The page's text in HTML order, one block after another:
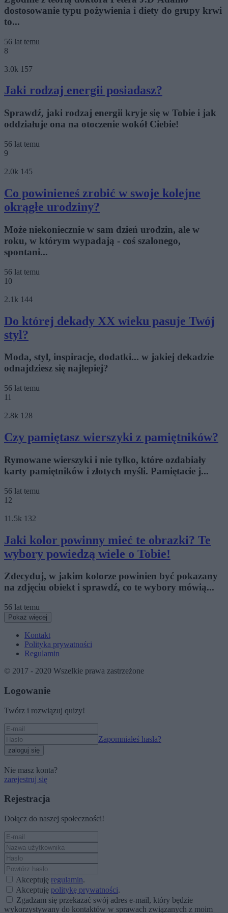
dostosowanie typu pożywienia i diety do grupy krwi
to...
56 lat temu
8
3.0k 157
Jaki rodzaj energii posiadasz?
Sprawdź, jaki rodzaj energii kryje się w Tobie i jak
oddziałuje ona na otoczenie wokół Ciebie!
56 lat temu
9
2.0k 145
Co powinieneś zrobić w swoje kolejne
okrągłe urodziny?
Może niekoniecznie w sam dzień urodzin, ale w
roku, w którym wypadają - coś szalonego,
spontani...
56 lat temu
10
2.1k 144
Do której dekady XX wieku pasuje Twój
styl?
Moda, styl, inspiracje, dodatki... w jakiej dekadzie
odnajdziesz się najlepiej?
56 lat temu
11
2.8k 128
Czy pamiętasz wierszyki z pamiętników?
Rymowane wierszyki i nie tylko, które ozdabiały
karty pamiętników i złotych myśli. Pamiętacie j...
56 lat temu
12
11.5k 132
Jaki kolor powinny mieć te obrazki? Te
wybory powiedzą wiele o Tobie!
Zdecyduj, w jakim kolorze powinien być pokazany
na zdjęciu obiekt i sprawdź, co te wybory mówią...
56 lat temu
Pokaż więcej
Kontakt
Polityka prywatności
Regulamin
© 2017 - 2020 Wszelkie prawa zastrzeżone
Logowanie
Twórz i rozwiązuj quizy!
Zapomniałeś hasła?
zaloguj się
Nie masz konta?
zarejestruj się
Rejestracja
Dołącz do naszej społeczności!
Akceptuję regulamin.
Akceptuję politykę prywatności.
Zgadzam się przekazać swój adres e-mail, który będzie
wykorzystywany do kontaktów w sprawach związanych z moim